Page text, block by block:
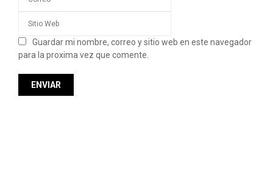
Guardar mi nombre, correo y sitio web en este navegador
para la proxima vez que comente.